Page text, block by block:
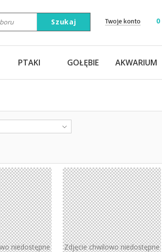
Twoje konto 0
Szukaj
PTAKI GOŁĘBIE AKWARIUM
niedostępne Zdjęcie chwilowo niedostępne